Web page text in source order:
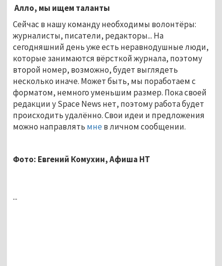
Алло, мы ищем таланты
Сейчас в нашу команду необходимы волонтёры:
журналисты, писатели, редакторы... На
сегодняшний день уже есть неравнодушные люди,
которые занимаются вёрсткой журнала, поэтому
второй номер, возможно, будет выглядеть
несколько иначе. Может быть, мы поработаем с
форматом, немного уменьшим размер. Пока своей
редакции у Space News нет, поэтому работа будет
происходить удалённо. Свои идеи и предложения
можно направлять мне в личном сообщении.
Фото: Евгений Комухин, Афиша НТ
...